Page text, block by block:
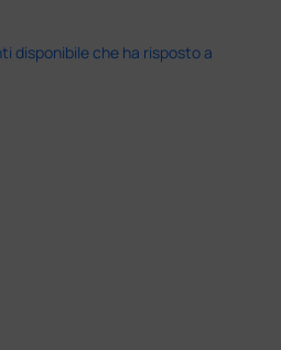
disponibile che ha risposto a